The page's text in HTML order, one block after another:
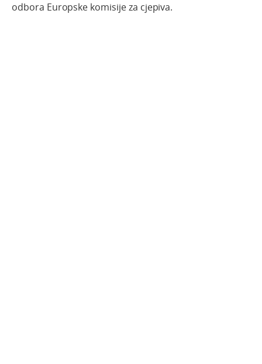
odbora Europske komisije za cjepiva.